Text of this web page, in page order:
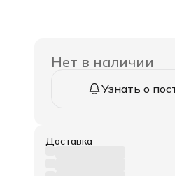
Нет в наличии
Узнать о
Доставка